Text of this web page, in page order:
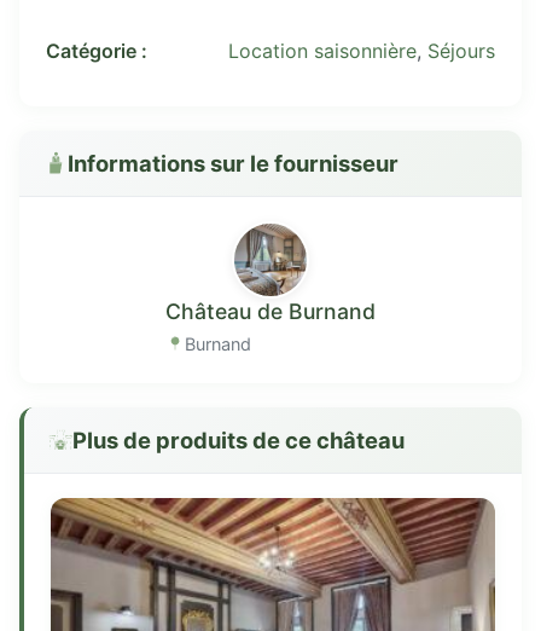
Catégorie : Location saisonnière, Séjours
Informations sur le fournisseur
Château de Burnand
Burnand
Plus de produits de ce château